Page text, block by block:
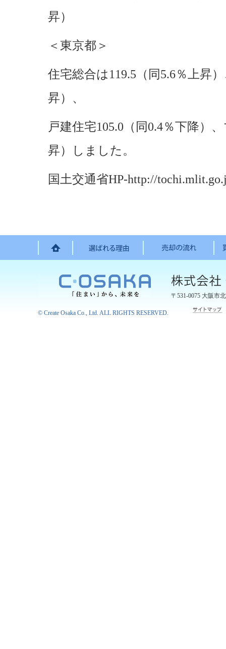
昇）
＜東京都＞
住宅総合は119.5（同5.6％上昇
昇）、
戸建住宅105.0（同0.4％下降）
昇）しました。
国土交通省HP-http://
〒531-0075 大阪市
© Create Osaka Co., Ltd. ALL RIGHTS RESERVED.